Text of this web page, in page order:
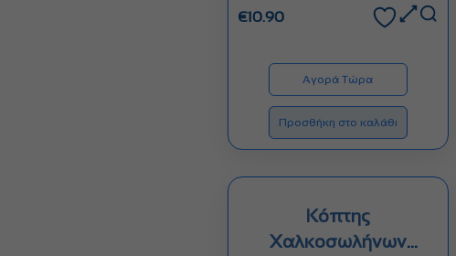
€10.90
Αγορά Τώρα
Προσθήκη στο καλάθι
Κόπτης
Χαλκοσωλήνων